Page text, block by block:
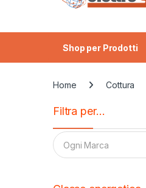
Shop per Prodotti
Home Cottura
Filtra per…
Ogni Marca